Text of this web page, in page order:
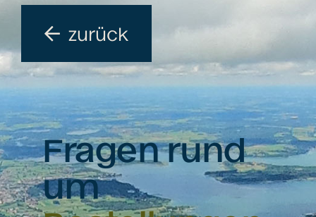
zurück
Fragen rund
um